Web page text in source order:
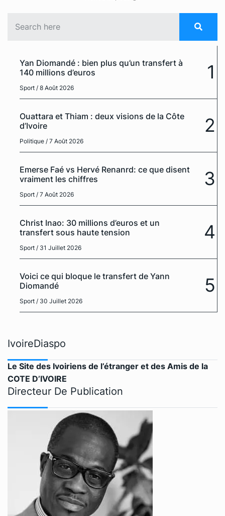
Yan Diomandé : bien plus qu’un transfert à
140 millions d’euros
Sport / 8 Août 2026
1
Ouattara et Thiam : deux visions de la Côte
d’Ivoire
Politique / 7 Août 2026
2
Emerse Faé vs Hervé Renanrd: ce que disent
vraiment les chiffres
Sport / 7 Août 2026
3
Christ Inao: 30 millions d’euros et un
transfert sous haute tension
Sport / 31 Juillet 2026
4
Voici ce qui bloque le transfert de Yann
Diomandé
Sport / 30 Juillet 2026
5
IvoireDiaspo
Le Site des Ivoiriens de l’étranger et des Amis de la
COTE D’IVOIRE
Directeur De Publication